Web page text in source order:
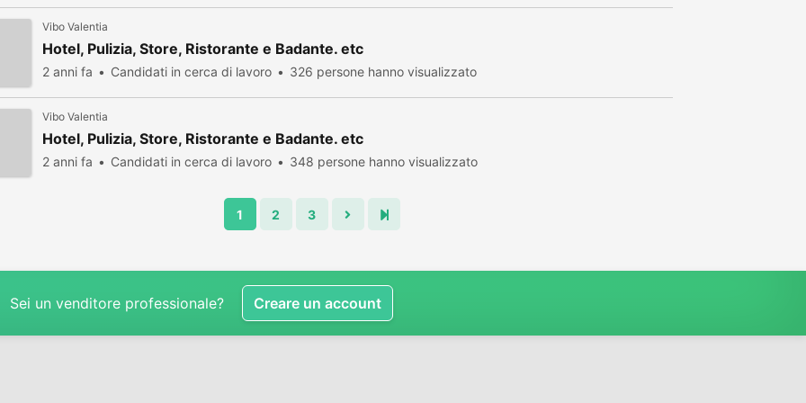
Vibo Valentia
Hotel, Pulizia, Store, Ristorante e Badante. etc
2 anni fa Candidati in cerca di lavoro 326 persone hanno visualizzato
Vibo Valentia
Hotel, Pulizia, Store, Ristorante e Badante. etc
2 anni fa Candidati in cerca di lavoro 348 persone hanno visualizzato
1 2 3
Sei un venditore professionale? Creare un account